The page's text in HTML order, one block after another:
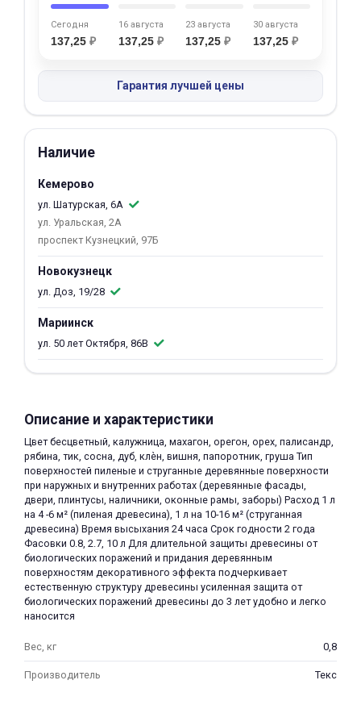
Сегодня
137,25 ₽
16 августа
137,25 ₽
23 августа
137,25 ₽
30 августа
137,25 ₽
Гарантия лучшей цены
Наличие
Кемерово
ул. Шатурская, 6А
ул. Уральская, 2А
проспект Кузнецкий, 97Б
Новокузнецк
ул. Доз, 19/28
Мариинск
ул. 50 лет Октября, 86В
Описание и характеристики
Цвет бесцветный, калужница, махагон, орегон, орех, палисандр,
рябина, тик, сосна, дуб, клѐн, вишня, папоротник, груша Тип
поверхностей пиленые и струганные деревянные поверхности
при наружных и внутренних работах (деревянные фасады,
двери, плинтусы, наличники, оконные рамы, заборы) Расход 1 л
на 4 -6 м² (пиленая древесина), 1 л на 10-16 м² (струганная
древесина) Время высыхания 24 часа Срок годности 2 года
Фасовки 0.8, 2.7, 10 л Для длительной защиты древесины от
биологических поражений и придания деревянным
поверхностям декоративного эффекта подчеркивает
естественную структуру древесины усиленная защита от
биологических поражений древесины до 3 лет удобно и легко
наносится
Вес, кг 0,8
Производитель Текс
25
недели
раз в 2 недели
Остались вопросы?
8 800 302-02-51